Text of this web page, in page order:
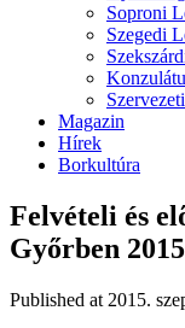
Soproni
Szegedi
Magazin
Hírek
Borkultúra
Felvételi és
Győrben
Published at 2015.